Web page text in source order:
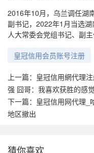
2016年10月，乌兰调任湖
副书记，2022年1月当选
人大常委会党组书记、副
皇冠信用会员账号注册
上一篇： 皇冠信用網代理
强 囧哥：我喜欢获胜的感觉
下一篇： 皇冠信用网代理_
地区撤出
猜你喜欢